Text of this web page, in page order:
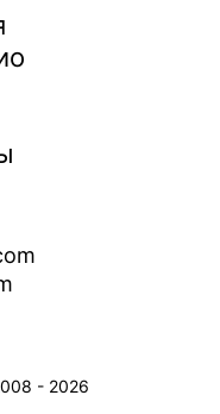
- 2026